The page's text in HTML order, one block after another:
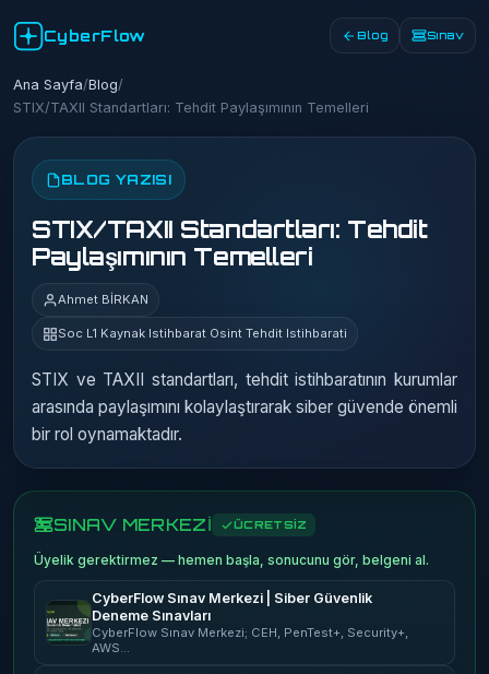
CyberFlow Blog Sınav
Ana Sayfa/Blog/
STIX/TAXII Standartları: Tehdit Paylaşımının Temelleri
BLOG YAZISI
STIX/TAXII Standartları: Tehdit
Paylaşımının Temelleri
Ahmet BİRKAN
Soc L1 Kaynak Istihbarat Osint Tehdit Istihbarati
STIX ve TAXII standartları, tehdit istihbaratının kurumlar
arasında paylaşımını kolaylaştırarak siber güvende önemli
bir rol oynamaktadır.
SINAV MERKEZİ ÜCRETSİZ
Üyelik gerektirmez — hemen başla, sonucunu gör, belgeni al.
CyberFlow Sınav Merkezi | Siber Güvenlik
Deneme Sınavları
CyberFlow Sınav Merkezi; CEH, PenTest+, Security+,
AWS…